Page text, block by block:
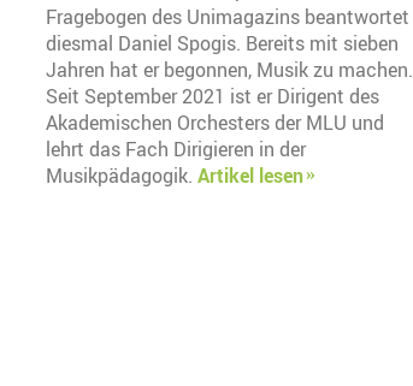
Fragebogen des Unimagazins beantwortet
diesmal Daniel Spogis. Bereits mit sieben
Jahren hat er begonnen, Musik zu machen.
Seit September 2021 ist er Dirigent des
Akademischen Orchesters der MLU und
lehrt das Fach Dirigieren in der
Musikpädagogik. Artikel lesen